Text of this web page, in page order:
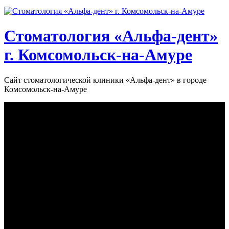
Стоматология «‎Альфа-дент»‎
г. Комсомольск-на-Амуре
Сайт стоматологической клиники «‎Альфа-дент» в городе
Комсомольск-на-Амуре